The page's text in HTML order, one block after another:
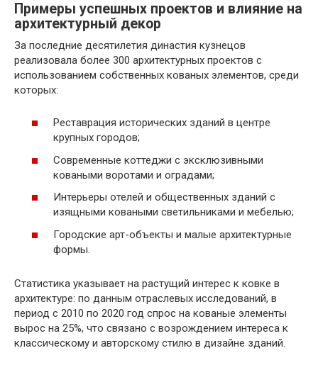
Примеры успешных проектов и влияние на
архитектурный декор
За последние десятилетия династия кузнецов
реализовала более 300 архитектурных проектов с
использованием собственных кованых элементов, среди
которых:
Реставрация исторических зданий в центре
крупных городов;
Современные коттеджи с эксклюзивными
коваными воротами и оградами;
Интерьеры отелей и общественных зданий с
изящными коваными светильниками и мебелью;
Городские арт-объекты и малые архитектурные
формы.
Статистика указывает на растущий интерес к ковке в
архитектуре: по данным отраслевых исследований, в
период с 2010 по 2020 год спрос на кованые элементы
вырос на 25%, что связано с возрождением интереса к
классическому и авторскому стилю в дизайне зданий.